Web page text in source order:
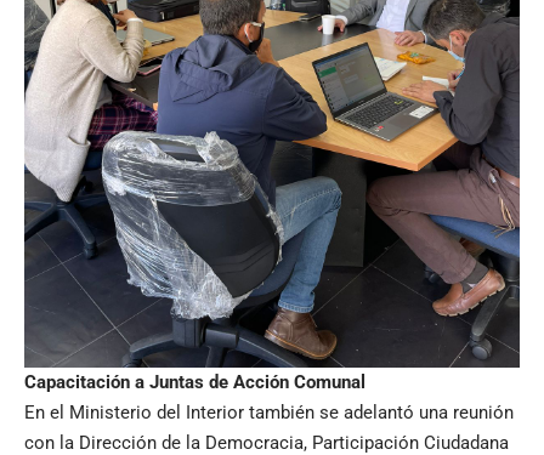
Capacitación a Juntas de Acción Comunal
En el Ministerio del Interior también se adelantó una reunión
con la Dirección de la Democracia, Participación Ciudadana